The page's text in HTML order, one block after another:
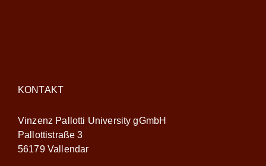
KONTAKT
Vinzenz Pallotti University gGmbH
Pallottistraße 3
56179 Vallendar